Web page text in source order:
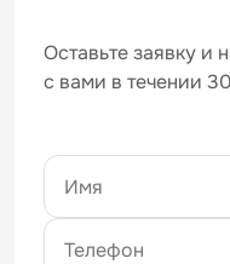
Оставьте заявку и
с вами в течении